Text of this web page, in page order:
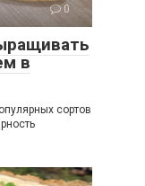
0
в
сортов